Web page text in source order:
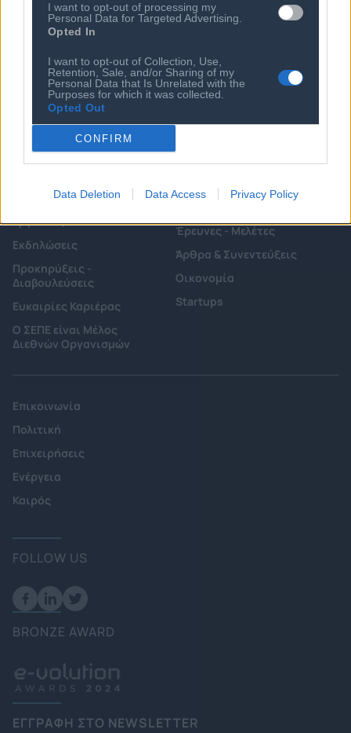
I want to opt-out of processing my
Personal Data for Targeted Advertising.
Opted In
I want to opt-out of Collection, Use,
Retention, Sale, and/or Sharing of my
Personal Data that Is Unrelated with the
Purposes for which it was collected.
Opted Out
CONFIRM
Data Deletion Data Access Privacy Policy
Ποιος είναι ο ΣΕΠΕ
Κώδικας Δεοντολογίας
Κανονισμός Διαιτησίας
Ιστορικό
Διοικητικό Συμβούλιο/
Διοικητικό Προσωπικό &
Συνεργάτες
Επιχειρήσεις - Μέλη
Εγγραφή Νέου Μέλους
Εργασίας
Εκδηλώσεις
Προκηρύξεις -
Διαβουλεύσεις
Ευκαιρίες Καριέρας
Ο ΣΕΠΕ είναι Μέλος
Διεθνών Οργανισμών
Έρευνες - Μελέτες
Άρθρα & Συνεντεύξεις
Οικονομία
Startups
Επικοινωνία
Πολιτική
Επιχειρήσεις
Ενέργεια
Καιρός
FOLLOW US
BRONZE AWARD
ΕΓΓΡΑΦΗ ΣΤΟ NEWSLETTER